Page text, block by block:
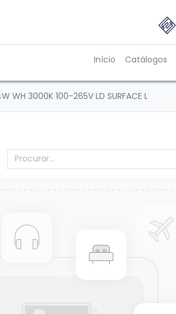
Início Catálogos
WH 3000K 100-265V LD SURFACE L